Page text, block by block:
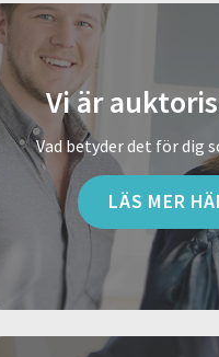
Vi är
Vad betyder det för dig
LÄS MER